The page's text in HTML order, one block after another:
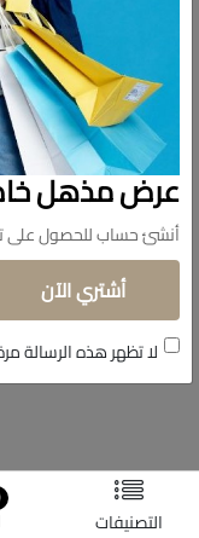
التصنيفات
© حقوق الملكية
تم
عرض مذهل
أنشئ حساب للحصول على
أشتري الآن
لا تظهر هذه الرسالة